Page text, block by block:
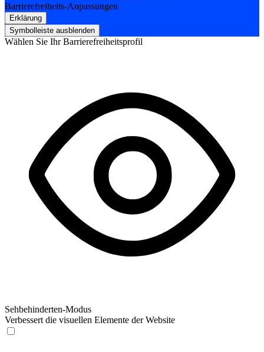
Barrierefreiheits-Anpassungen
Erklärung
Symbolleiste ausblenden
Wählen Sie Ihr Barrierefreiheitsprofil
Sehbehinderten-Modus
Verbessert die visuellen Elemente der Website